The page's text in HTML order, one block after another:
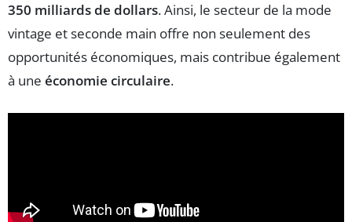
350 milliards de dollars. Ainsi, le secteur de la mode
vintage et seconde main offre non seulement des
opportunités économiques, mais contribue également
à une économie circulaire.